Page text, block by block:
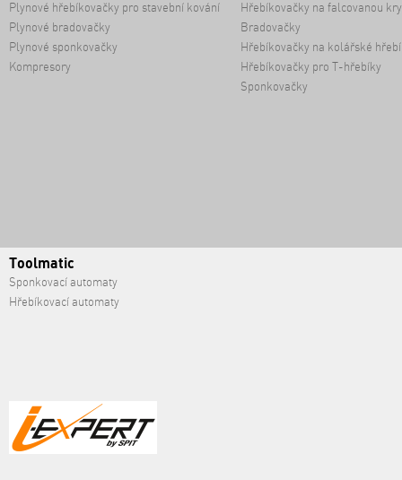
Plynové hřebíkovačky pro stavební kování
Plynové bradovačky
Plynové sponkovačky
Kompresory
Hřebíkovačky na falcovanou
Bradovačky
Hřebíkovačky na kolářské
Hřebíkovačky pro T-hřebíky
Sponkovačky
Toolmatic
Sponkovací automaty
Hřebíkovací automaty